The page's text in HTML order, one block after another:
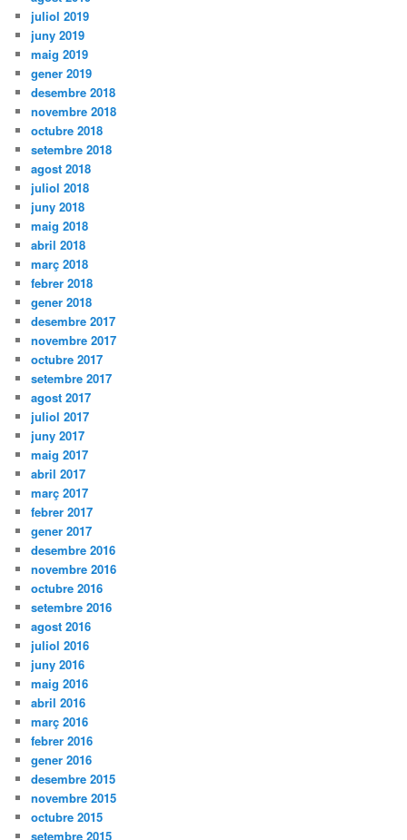
juliol 2019
juny 2019
maig 2019
gener 2019
desembre 2018
novembre 2018
octubre 2018
setembre 2018
agost 2018
juliol 2018
juny 2018
maig 2018
abril 2018
març 2018
febrer 2018
gener 2018
desembre 2017
novembre 2017
octubre 2017
setembre 2017
agost 2017
juliol 2017
juny 2017
maig 2017
abril 2017
març 2017
febrer 2017
gener 2017
desembre 2016
novembre 2016
octubre 2016
setembre 2016
agost 2016
juliol 2016
juny 2016
maig 2016
abril 2016
març 2016
febrer 2016
gener 2016
desembre 2015
novembre 2015
octubre 2015
setembre 2015